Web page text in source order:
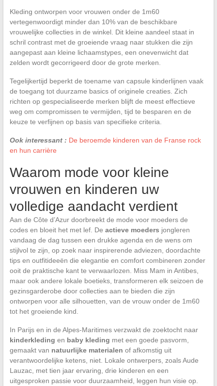
Kleding ontworpen voor vrouwen onder de 1m60
vertegenwoordigt minder dan 10% van de beschikbare
vrouwelijke collecties in de winkel. Dit kleine aandeel staat in
schril contrast met de groeiende vraag naar stukken die zijn
aangepast aan kleine lichaamstypes, een onevenwicht dat
zelden wordt gecorrigeerd door de grote merken.
Tegelijkertijd beperkt de toename van capsule kinderlijnen vaak
de toegang tot duurzame basics of originele creaties. Zich
richten op gespecialiseerde merken blijft de meest effectieve
weg om compromissen te vermijden, tijd te besparen en de
keuze te verfijnen op basis van specifieke criteria.
Ook interessant : De beroemde kinderen van de Franse rock
en hun carrière
Waarom mode voor kleine
vrouwen en kinderen uw
volledige aandacht verdient
Aan de Côte d’Azur doorbreekt de mode voor moeders de
codes en bloeit het met lef. De actieve moeders jongleren
vandaag de dag tussen een drukke agenda en de wens om
stijlvol te zijn, op zoek naar inspirerende adviezen, doordachte
tips en outfitideeën die elegantie en comfort combineren zonder
ooit de praktische kant te verwaarlozen. Miss Mam in Antibes,
maar ook andere lokale boetieks, transformeren elk seizoen de
gezinsgarderobe door collecties aan te bieden die zijn
ontworpen voor alle silhouetten, van de vrouw onder de 1m60
tot het groeiende kind.
In Parijs en in de Alpes-Maritimes verzwakt de zoektocht naar
kinderkleding en baby kleding met een goede pasvorm,
gemaakt van natuurlijke materialen of afkomstig uit
verantwoordelijke ketens, niet. Lokale ontwerpers, zoals Aude
Lauzac, met tien jaar ervaring, drie kinderen en een
uitgesproken passie voor duurzaamheid, leggen hun visie op.